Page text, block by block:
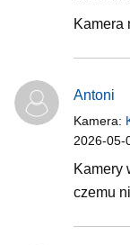
Kamera
Antoni
Kamera:
2026-05-
Kamery
czemu